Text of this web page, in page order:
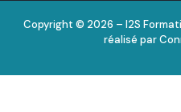
Copyright © 2026 – I2S
réalisé par